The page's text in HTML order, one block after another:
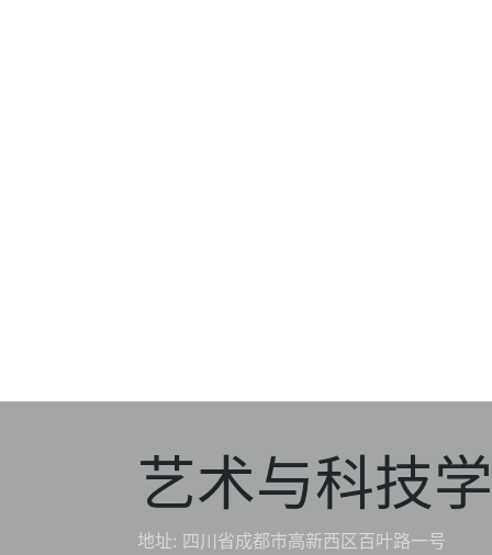
艺术与科技
地址: 四川省成都市高新西区百叶路一号